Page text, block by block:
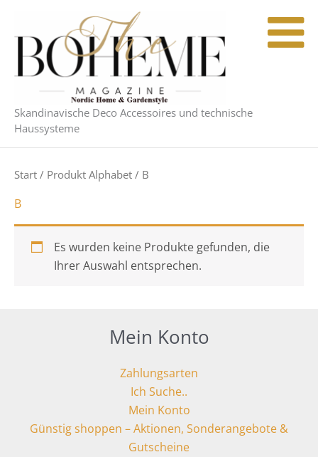
springen
Skandinavische Deco Accessoires und technische
Haussysteme
Start / Produkt Alphabet / B
B
Es wurden keine Produkte gefunden, die
Ihrer Auswahl entsprechen.
Mein Konto
Zahlungsarten
Ich Suche..
Mein Konto
Günstig shoppen – Aktionen, Sonderangebote &
Gutscheine